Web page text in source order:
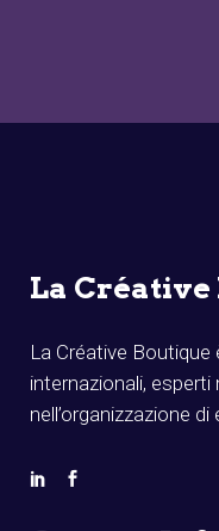
La Créative
La Créative
internazionali, esperti
nell’organizzazione